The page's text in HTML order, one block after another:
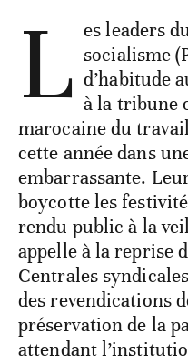
L es leaders
socialisme
d’habitude
à la tribune
marocaine du
cette année dans
embarrassante.
boycotte les
rendu public à la
appelle à la reprise
Centrales
des revendications
préservation de la
attendant